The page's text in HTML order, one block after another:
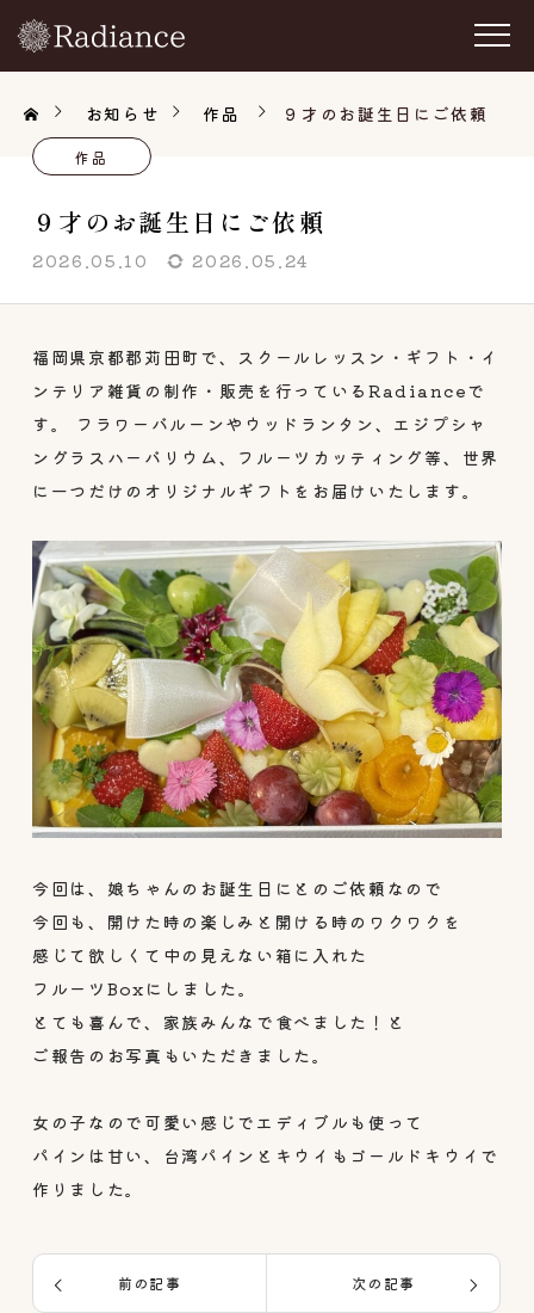
お知らせ 作品 ９才のお誕生日にご依頼
作品
９才のお誕生日にご依頼
2026.05.10 2026.05.24
福岡県京都郡苅田町で、スクールレッスン・ギフト・イ
ンテリア雑貨の制作・販売を行っているRadianceで
す。 フラワーバルーンやウッドランタン、エジプシャ
ングラスハーバリウム、フルーツカッティング等、世界
に一つだけのオリジナルギフトをお届けいたします。
今回は、娘ちゃんのお誕生日にとのご依頼なので
今回も、開けた時の楽しみと開ける時のワクワクを
感じて欲しくて中の見えない箱に入れた
フルーツBoxにしました。
とても喜んで、家族みんなで食べました！と
ご報告のお写真もいただきました。
女の子なので可愛い感じでエディブルも使って
パインは甘い、台湾パインとキウイもゴールドキウイで
作りました。
前の記事 次の記事